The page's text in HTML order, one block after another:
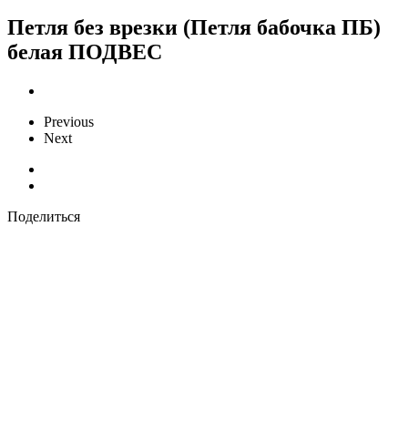
Петля без врезки (Петля бабочка ПБ)
белая ПОДВЕС
Previous
Next
Поделиться